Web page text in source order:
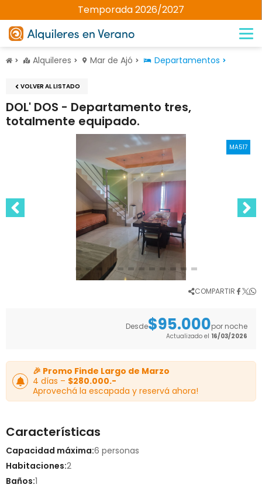
Temporada 2026/2027
Alquileres Mar de Ajó Departamentos
VOLVER AL LISTADO
DOL' DOS - Departamento tres,
totalmente equipado.
MA517
COMPARTIR
Desde$95.000por noche
Actualizado el 16/03/2026
🎉 Promo Finde Largo de Marzo
4 días – $280.000.-
Aprovechá la escapada y reservá ahora!
Características
Capacidad máxima:6 personas
Habitaciones:2
Baños:1